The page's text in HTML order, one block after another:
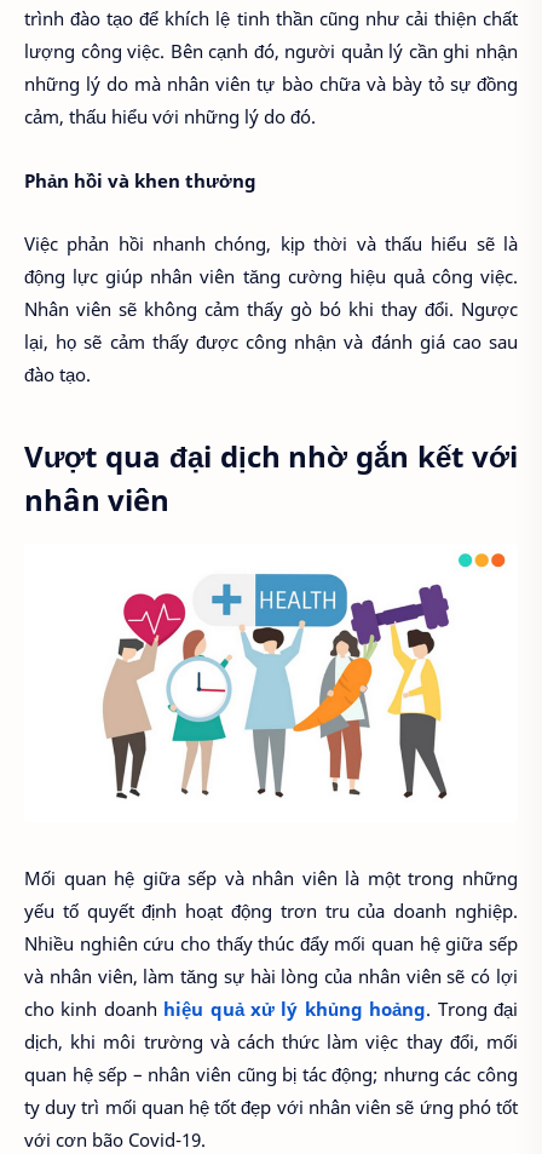
trình đào tạo để khích lệ tinh thần cũng như cải thiện chất
lượng công việc. Bên cạnh đó, người quản lý cần ghi nhận
những lý do mà nhân viên tự bào chữa và bày tỏ sự đồng
cảm, thấu hiểu với những lý do đó.
Phản hồi và khen thưởng
Việc phản hồi nhanh chóng, kịp thời và thấu hiểu sẽ là
động lực giúp nhân viên tăng cường hiệu quả công việc.
Nhân viên sẽ không cảm thấy gò bó khi thay đổi. Ngược
lại, họ sẽ cảm thấy được công nhận và đánh giá cao sau
đào tạo.
Vượt qua đại dịch nhờ gắn kết với
nhân viên
Mối quan hệ giữa sếp và nhân viên là một trong những
yếu tố quyết định hoạt động trơn tru của doanh nghiệp.
Nhiều nghiên cứu cho thấy thúc đẩy mối quan hệ giữa sếp
và nhân viên, làm tăng sự hài lòng của nhân viên sẽ có lợi
cho kinh doanh hiệu quả xử lý khủng hoảng. Trong đại
dịch, khi môi trường và cách thức làm việc thay đổi, mối
quan hệ sếp – nhân viên cũng bị tác động; nhưng các công
ty duy trì mối quan hệ tốt đẹp với nhân viên sẽ ứng phó tốt
với cơn bão Covid-19.